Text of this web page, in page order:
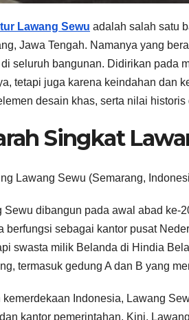
Lawang Sewu adalah salah satu
Jawa Tengah. Namanya yang
di seluruh bangunan. Didirikan pada
tetapi juga karena keindahan dan
desain khas, serta nilai
Singkat
Sewu dibangun pada awal abad ke-
berfungsi sebagai kantor pusat
swasta milik Belanda di Hindia
termasuk gedung A dan B yang
kemerdekaan Indonesia, Lawang
kantor pemerintahan. Kini,